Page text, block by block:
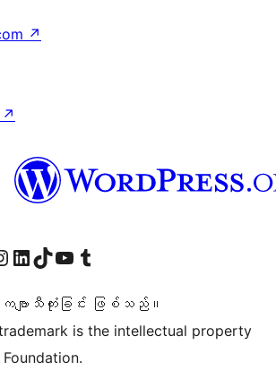
↗
↗
ောက်ကြည့်ရှုပါ ကျွန်ုပ်တို့၏ LinkedIn အကောင့်သို့ သွားရောက်ကြည့်ရှုပါကျွန်ုပ်တို့၏ TikTok အကောင့်သို့ ဝင်ရောက်ကြည့်ရှုရန်
ကျွန်ုပ်တို့၏ YouTube ချန်နယ်သို့ သွားရောက်ကြည့်ရှုပါ ကျွန်ုပ်တို့၏ Tumblr အကောင့်သို့ ဝင်ရောက်ကြည့်ရှုရန်
ကဗျာသီကုံးခြင်း ဖြစ်သည်။
is the intellectual property